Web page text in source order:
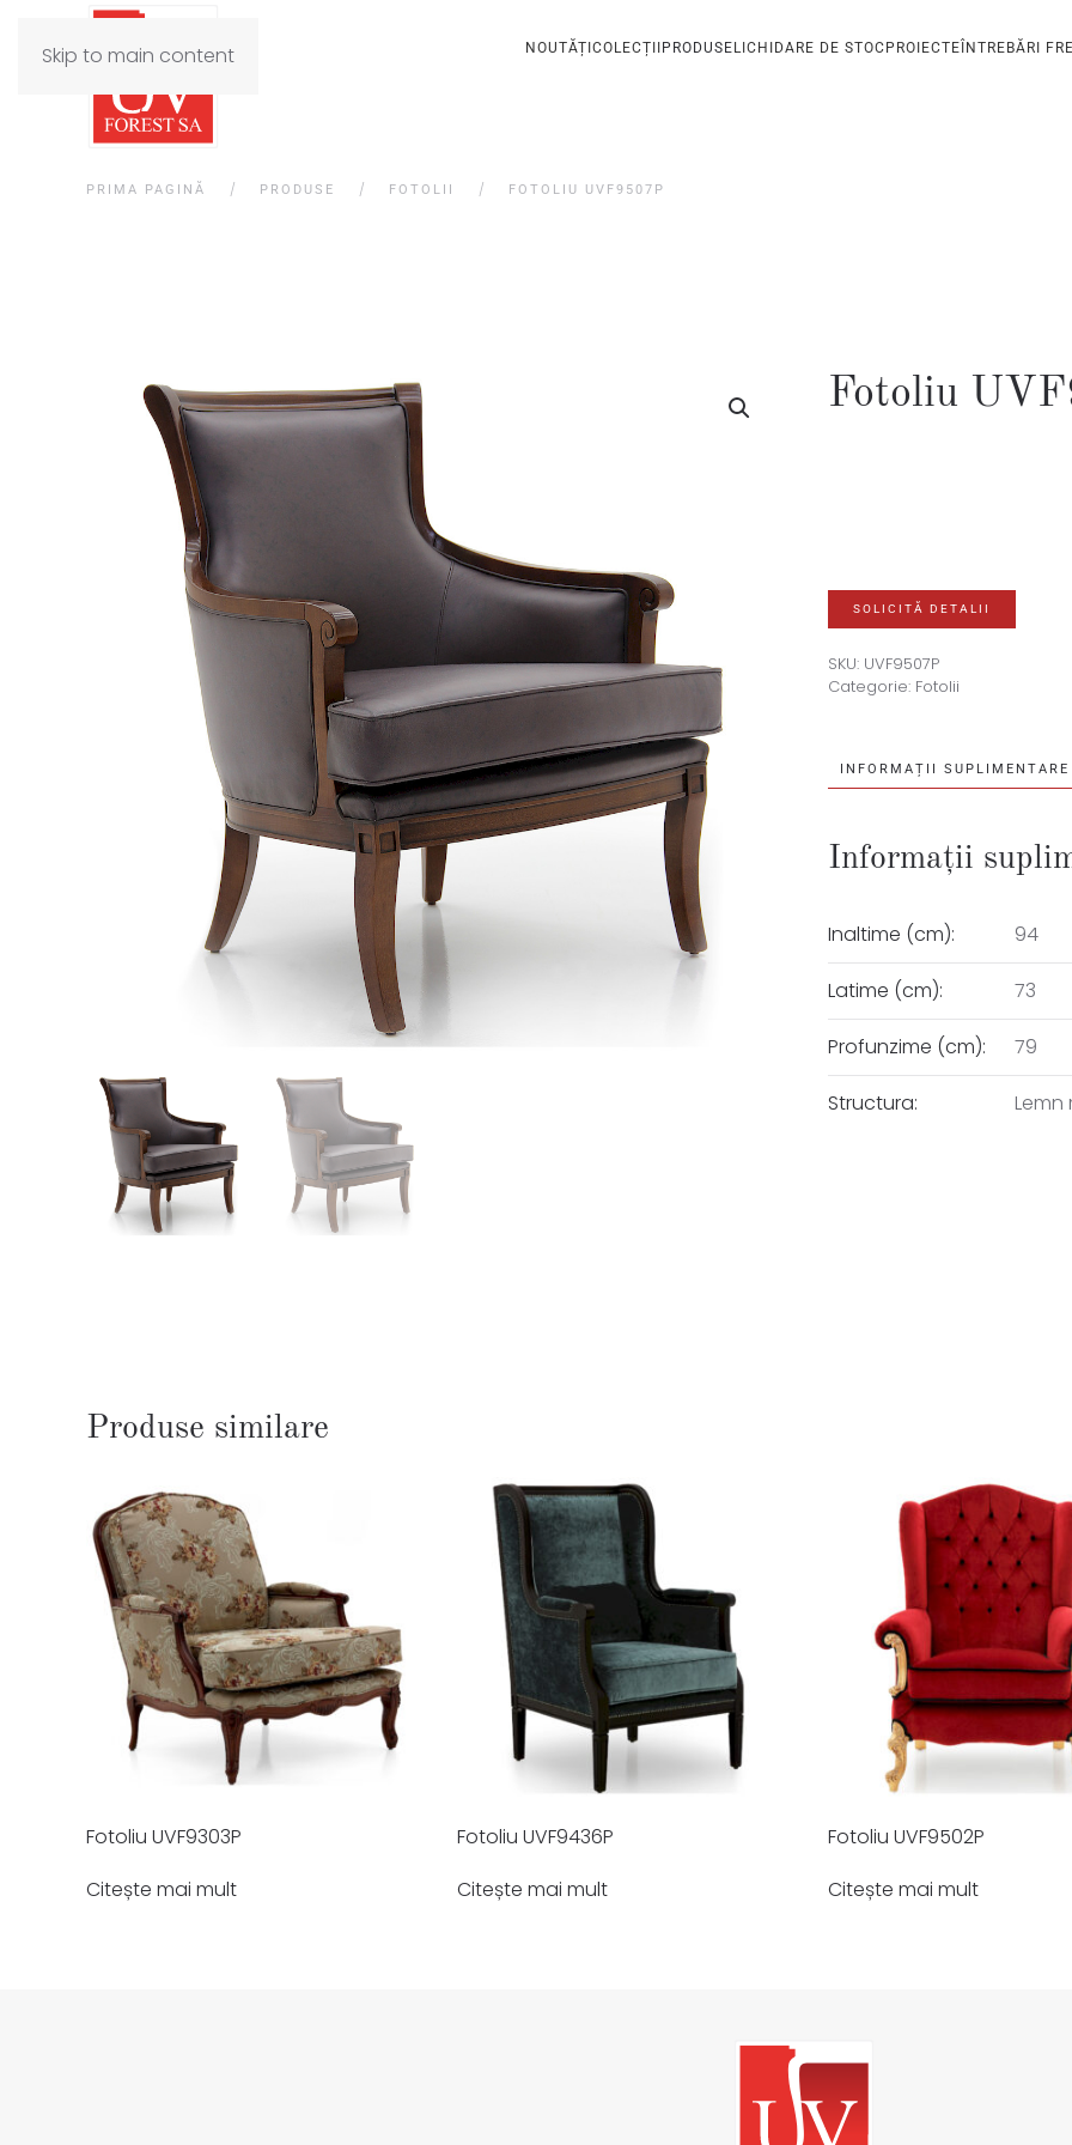
Skip to main content NOUTĂȚICOLECȚIIPRODUSELICHIDARE DE STOCPROIECTEÎNTREBĂRI
PRIMA PAGINĂ PRODUSE FOTOLII FOTOLIU UVF9507P
Fotoliu
SOLICITĂ DETALII
SKU: UVF9507P
Categorie: Fotolii
INFORMAȚII SUPLIMENTARE
Informații
Inaltime (cm): 94
Latime (cm): 73
Profunzime (cm): 79
Structura:
Produse similare
Fotoliu UVF9303P
Citește mai mult
Fotoliu UVF9436P
Citește mai mult
Fotoliu UVF9502P
Citește mai mult